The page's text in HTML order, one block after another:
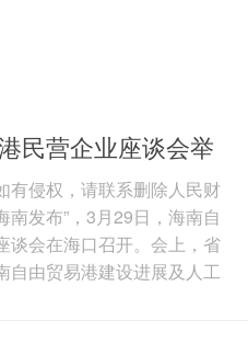
民营企业座谈会举
有侵权，请联系删除人民财
南发布”，3月29日，海南自
谈会在海口召开。会上，省
自由贸易港建设进展及人工